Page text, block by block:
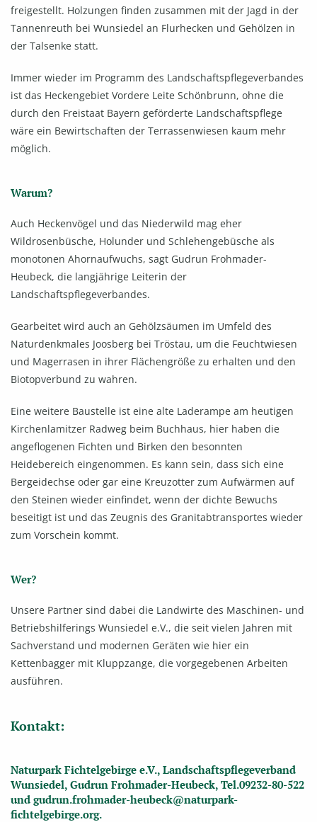
freigestellt. Holzungen finden zusammen mit der Jagd in der
Tannenreuth bei Wunsiedel an Flurhecken und Gehölzen in
der Talsenke statt.
Immer wieder im Programm des Landschaftspflegeverbandes
ist das Heckengebiet Vordere Leite Schönbrunn, ohne die
durch den Freistaat Bayern geförderte Landschaftspflege
wäre ein Bewirtschaften der Terrassenwiesen kaum mehr
möglich.
Warum?
Auch Heckenvögel und das Niederwild mag eher
Wildrosenbüsche, Holunder und Schlehengebüsche als
monotonen Ahornaufwuchs, sagt Gudrun Frohmader-
Heubeck, die langjährige Leiterin der
Landschaftspflegeverbandes.
Gearbeitet wird auch an Gehölzsäumen im Umfeld des
Naturdenkmales Joosberg bei Tröstau, um die Feuchtwiesen
und Magerrasen in ihrer Flächengröße zu erhalten und den
Biotopverbund zu wahren.
Eine weitere Baustelle ist eine alte Laderampe am heutigen
Kirchenlamitzer Radweg beim Buchhaus, hier haben die
angeflogenen Fichten und Birken den besonnten
Heidebereich eingenommen. Es kann sein, dass sich eine
Bergeidechse oder gar eine Kreuzotter zum Aufwärmen auf
den Steinen wieder einfindet, wenn der dichte Bewuchs
beseitigt ist und das Zeugnis des Granitabtransportes wieder
zum Vorschein kommt.
Wer?
Unsere Partner sind dabei die Landwirte des Maschinen- und
Betriebshilferings Wunsiedel e.V., die seit vielen Jahren mit
Sachverstand und modernen Geräten wie hier ein
Kettenbagger mit Kluppzange, die vorgegebenen Arbeiten
ausführen.
Kontakt:
Naturpark Fichtelgebirge e.V., Landschaftspflegeverband
Wunsiedel, Gudrun Frohmader-Heubeck, Tel.09232-80-522
und gudrun.frohmader-heubeck@naturpark-
fichtelgebirge.org.